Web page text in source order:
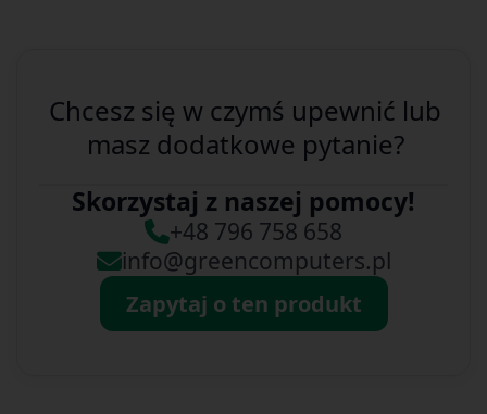
Chcesz się w czymś upewnić lub
masz dodatkowe pytanie?
Skorzystaj z naszej pomocy!
+48 796 758 658
info@greencomputers.pl
Zapytaj o ten produkt